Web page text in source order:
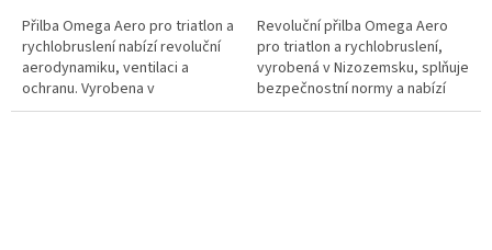
Přilba Omega Aero pro triatlon a
rychlobruslení nabízí revoluční
aerodynamiku, ventilaci a
ochranu. Vyrobena v
Nizozemsku, splňuje normy
Revoluční přilba Omega Aero
pro triatlon a rychlobruslení,
vyrobená v Nizozemsku, splňuje
bezpečnostní normy a nabízí
špičkovou aerodynamiku a